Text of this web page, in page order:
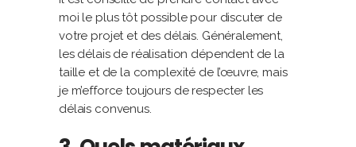
moi le plus tôt possible pour discuter de
votre projet et des délais. Généralement,
les délais de réalisation dépendent de la
taille et de la complexité de l’œuvre, mais
je m’efforce toujours de respecter les
délais convenus.